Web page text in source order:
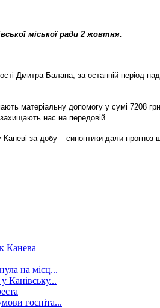
міської ради 2 жовтня.
Дмитра Балана, за останній період
матеріальну допомогу у сумі 7208
захищають нас на передовій.
за добу – синоптики дали прогноз
Канева
на місц...
Канівську...
госпіта...